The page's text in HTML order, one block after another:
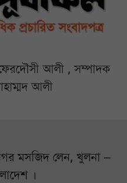
আলী , সম্পাদক
আলী
মসজিদ লেন, খুলনা –
।